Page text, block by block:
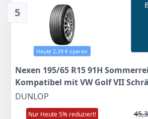
UVP:
Zum Angebot
5
Heute 2,39 € sparen
Nexen 195/65 R15 91H
Kompatibel mit VW Golf VII
BQ1, BE1, BE2 Golf IV Schrägheck
5K1 Golf V Schrägheck 1K1
DUNLOP
Nur Heute 5% reduziert!